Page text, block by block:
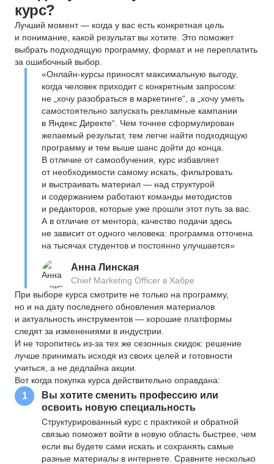
курс?
Лучший момент — когда у вас есть конкретная цель
и понимание, какой результат вы хотите. Это поможет
выбрать подходящую программу, формат и не переплатить
за ошибочный выбор.
«Онлайн-курсы приносят максимальную выгоду,
когда человек приходит с конкретным запросом:
не „хочу разобраться в маркетинге“, а „хочу уметь
самостоятельно запускать рекламные кампании
в Яндекс Директе“. Чем точнее сформулирован
желаемый результат, тем легче найти подходящую
программу и тем выше шанс дойти до конца.
В отличие от самообучения, курс избавляет
от необходимости самому искать, фильтровать
и выстраивать материал — над структурой
и содержанием работают команды методистов
и редакторов, которые уже прошли этот путь за вас.
А в отличие от ментора, качество подачи здесь
не зависит от одного человека: программа отточена
на тысячах студентов и постоянно улучшается»
Анна Линская
Chief Marketing Officer в Хабре
При выборе курса смотрите не только на программу,
но и на дату последнего обновления материалов
и актуальность инструментов — хорошие платформы
следят за изменениями в индустрии.
И не торопитесь из-за тех же сезонных скидок: решение
лучше принимать исходя из своих целей и готовности
учиться, а не дедлайна акции.
Вот когда покупка курса действительно оправдана:
1
Вы хотите сменить профессию или
освоить новую специальность
Структурированный курс с практикой и обратной
связью поможет войти в новую область быстрее, чем
если вы будете сами искать и сохранять самые
разные материалы в интернете. Сравните несколько